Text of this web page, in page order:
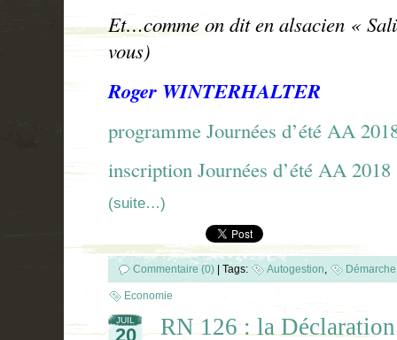
Et…comme on dit en alsacien «
vous)
Roger WINTERHALTER
programme Journées d’été AA
inscription Journées d’été AA 2018
(suite…)
Commentaire (0) | Tags: Autogestion,
Economie
JUIL
20 RN 126 : la